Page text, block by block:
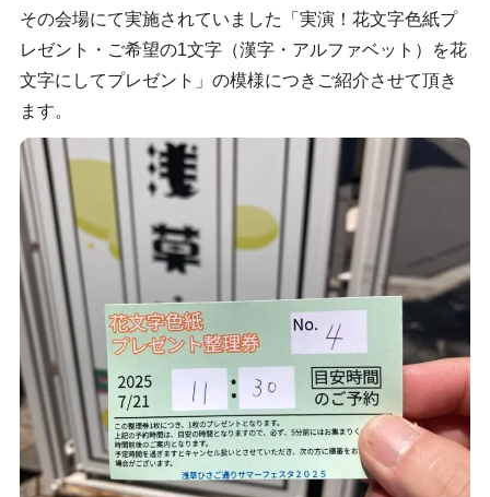
その会場にて実施されていました「実演！花文字色紙プ
レゼント・ご希望の1文字（漢字・アルファベット）を花
文字にしてプレゼント 」の模様につきご紹介させて頂き
ます。